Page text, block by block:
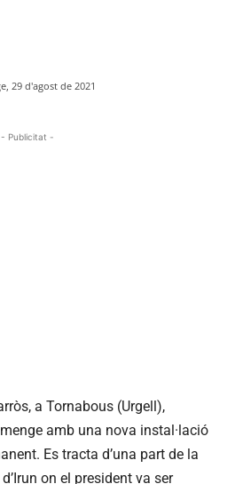
29 d'agost de 2021
- Publicitat -
a Tornabous (Urgell),
amb una nova instal·lació
Es tracta d’una part de la
on el president va ser